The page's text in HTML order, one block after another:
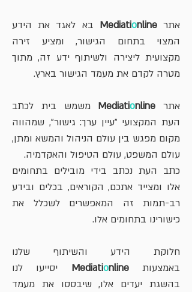
אתר Mediationline
בא לאגד את הידע
המצוי בתחום הגישור, ומציע זירה
מקצועית ליצירה ולשיתוף ידע זה, מתוך
מטרה לקדם את מעמד הגישור בארץ.
אתר Mediationline
משמש בית לכתב
העת המקצועי "עיין ערך: גישור", שמהווה
מקום מפגש בין עולם הניהול והמשא ומתן,
עולם המשפט, עולם הטיפול והאקדמיה.
כתב העת נכתב בידי מובילים בתחומים
אלו ומצייד אתכם, הקוראים, בכלים ובידע
רב-תמות זה המאפשרים לשכלל את
כישורינו בתחומים אלו.
חלוקת הידע והשיתוף שלנו
באמצעות
Mediationline
יסייעו לנו
בהשגת יעדים אלו, שיבססו את מעמד